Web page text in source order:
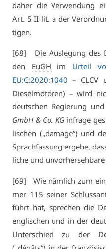
da­her die Ver­wen­dung
Art. 5 II lit. a der
ti­gen.
[68] Die Aus­le­gung des
den EuGH im Ur­teil
EU:C:2020:1040 – CLCV
Die­sel­mo­to­ren) – wird
deut­schen Re­gie­rung
GmbH & Co. KGin­fra­ge
li­schen („da­ma­ge“) und
Sprach­fas­sung er­ge­be,
li­che und un­vor­her­seh­ba­re
[69] Wie näm­lich zum
mer 115 sei­ner
führt hat, spre­chen die
eng­li­schen und in der
Un­ter­schied zu der